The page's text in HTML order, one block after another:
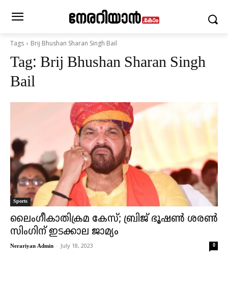
Tags Brij Bhushan Sharan Singh Bail
Tag: Brij Bhushan Sharan Singh
Bail
Sports
ലൈം​ഗീകാതിക്രമ കേസ്; ബ്രിജ് ഭൂഷൺ ശരൺ
സിം​ഗിന് ഇടക്കാല ജാമ്യം
Nerariyan Admin - July 18, 2023 0